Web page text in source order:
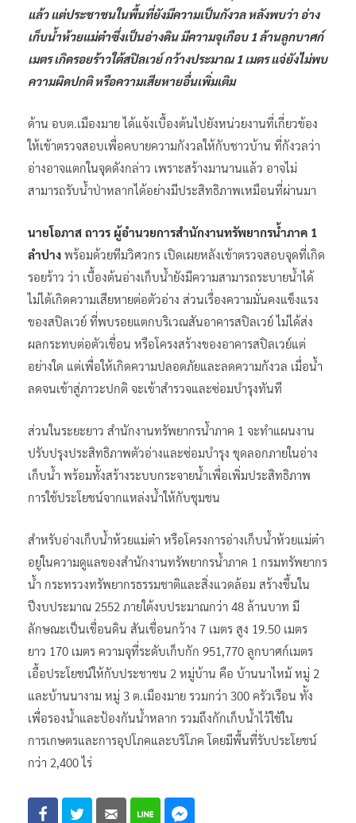
แล้ว แต่ประชาชนในพื้นที่ยังมีความเป็นกังวล หลังพบว่า อ่าง
เก็บน้ำห้วยแม่ต๋าซึ่งเป็นอ่างดิน มีความจุเกือบ 1 ล้านลูกบาศก์
เมตร เกิดรอยร้าวใต้สปิลเวย์ กว้างประมาณ 1 เมตร แจ่ยังไม่พบ
ความผิดปกติ หรือความเสียหายอื่นเพิ่มเติม
ด้าน อบต.เมืองมาย ได้แจ้งเบื้องต้นไปยังหน่วยงานที่เกี่ยวข้อง
ให้เข้าตรวจสอบเพื่อคบายความกังวลให้กับชาวบ้าน ที่กังวลว่า
อ่างอาจแตกในจุดดังกล่าว เพราะสร้างมานานแล้ว อาจไม่
สามารถรับน้ำป่าหลากได้อย่างมีประสิทธิภาพเหมือนที่ผ่านมา
นายโอภาส ถาวร ผู้อำนวยการสำนักงานทรัพยากรน้ำภาค 1
ลำปาง พร้อมด้วยทีมวิศวกร เปิดเผยหลังเข้าตรวจสอบจุดที่เกิด
รอยร้าว ว่า เบื้องต้นอ่างเก็บน้ำยังมีความสามารถระบายน้ำได้
ไม่ได้เกิดความเสียหายต่อตัวอ่าง ส่วนเรื่องความมั่นคงแข็งแรง
ของสปิลเวย์ ที่พบรอยแตกบริเวณสันอาคารสปิลเวย์ ไม่ได้ส่ง
ผลกระทบต่อตัวเขื่อน หรือโครงสร้างของอาคารสปิลเวย์แต่
อย่างใด แต่เพื่อให้เกิดความปลอดภัยและลดความกังวล เมื่อน้ำ
ลดจนเข้าสู่ภาวะปกติ จะเข้าสำรวจและซ่อมบำรุงทันที
ส่วนในระยะยาว สำนักงานทรัพยากรน้ำภาค 1 จะทำแผนงาน
ปรับปรุงประสิทธิภาพตัวอ่างและซ่อมบำรุง ขุดลอกภายในอ่าง
เก็บน้ำ พร้อมทั้งสร้างระบบกระจายน้ำเพื่อเพิ่มประสิทธิภาพ
การใช้ประโยชน์จากแหล่งน้ำให้กับชุมชน
สำหรับอ่างเก็บน้ำห้วยแม่ต๋า หรือโครงการอ่างเก็บน้ำห้วยแม่ต๋า
อยู่ในความดูแลของสำนักงานทรัพยากรน้ำภาค 1 กรมทรัพยากร
น้ำ กระทรวงทรัพยากรธรรมชาติและสิ่งแวดล้อม สร้างขึ้นใน
ปีงบประมาณ 2552 ภายใต้งบประมาณกว่า 48 ล้านบาท มี
ลักษณะเป็นเขื่อนดิน สันเขื่อนกว้าง 7 เมตร สูง 19.50 เมตร
ยาว 170 เมตร ความจุที่ระดับเก็บกัก 951,770 ลูกบาศก์เมตร
เอื้อประโยชน์ให้กับประชาชน 2 หมู่บ้าน คือ บ้านนาไหม้ หมู่ 2
และบ้านนางาม หมู่ 3 ต.เมืองมาย รวมกว่า 300 ครัวเรือน ทั้ง
เพื่อรองน้ำและป้องกันน้ำหลาก รวมถึงกักเก็บน้ำไว้ใช้ใน
การเกษตรและการอุปโภคและบริโภค โดยมีพื้นที่รับประโยชน์
กว่า 2,400 ไร่